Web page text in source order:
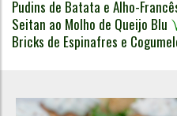
Pudins de Batata e Alho-
Seitan ao Molho de Queijo Blu
Bricks de Espinafres e